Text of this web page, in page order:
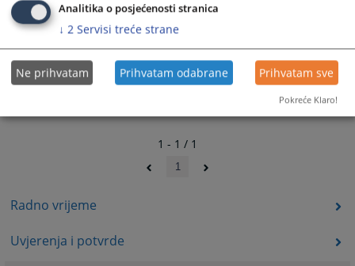
Radno vrijeme
Uvjerenja i potvrde
1 - 1 / 1
1
Analitika o posjećenosti stranica
↓ 2 Servisi treće strane
Ne prihvatam Prihvatam odabrane Prihvatam sve
Pokreće Klaro!